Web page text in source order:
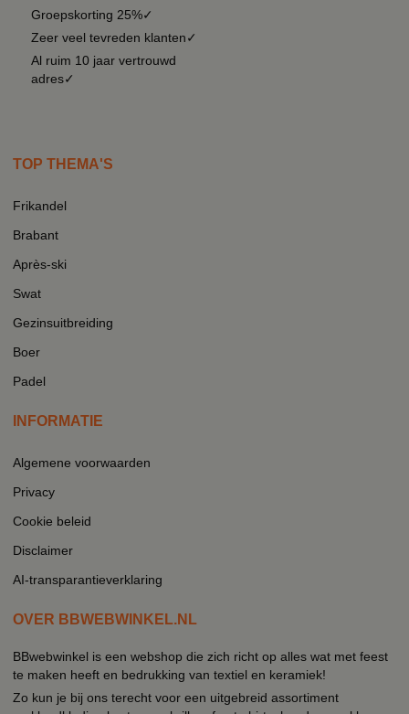
Groepskorting 25%✓
Zeer veel tevreden klanten✓
Al ruim 10 jaar vertrouwd
adres✓
TOP THEMA'S
Frikandel
Brabant
Après-ski
Swat
Gezinsuitbreiding
Boer
Padel
INFORMATIE
Algemene voorwaarden
Privacy
Cookie beleid
Disclaimer
AI-transparantieverklaring
OVER BBWEBWINKEL.NL
BBwebwinkel is een webshop die zich richt op alles wat met feest
te maken heeft en bedrukking van textiel en keramiek!
Zo kun je bij ons terecht voor een uitgebreid assortiment